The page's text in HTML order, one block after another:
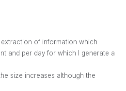
of information which
and per day for which I generate a
size increases although the